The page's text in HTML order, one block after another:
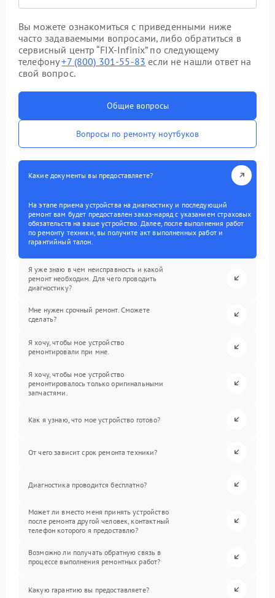
Вы можете ознакомиться с приведенными ниже
часто задаваемыми вопросами, либо обратиться в
сервисный центр “FIX-Infinix” по следующему
телефону+7 (800) 301-55-83 если не нашли ответ на
свой вопрос.
Общие вопросы
Вопросы по ремонту ноутбуков
Какие документы вы предоставляете?
На этапе приема устройства на диагностику и последующий
ремонт вам будет предоставлен заказ-наряд с указанием страховых
обязательств на ваше устройство. Далее, после выполнения работ
по ремонту техники, вы получите акт выполненных работ и
гарантийный талон.
Я уже знаю в чем неисправность и какой
ремонт необходим. Для чего проводить
диагностику?
Мне нужен срочный ремонт. Сможете
сделать?
Я хочу, чтобы мое устройство
ремонтировали при мне.
Я хочу, чтобы мое устройство
ремонтировалось только оригинальными
запчастями.
Как я узнаю, что мое устройство готово?
От чего зависит срок ремонта техники?
Диагностика проводится бесплатно?
Может ли вместо меня принять устройство
после ремонта другой человек, контактный
телефон которого я предоставлю?
Возможно ли получать обратную связь в
процессе выполнения ремонтных работ?
Какую гарантию вы предоставляете?